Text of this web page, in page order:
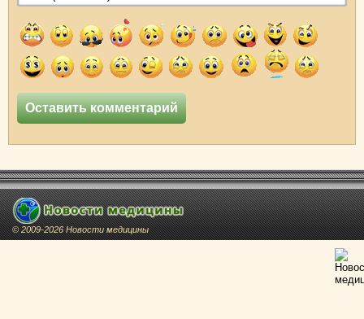
© 2009-2026 Новости медицины